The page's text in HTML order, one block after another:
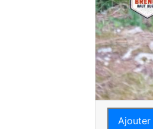
Ajouter